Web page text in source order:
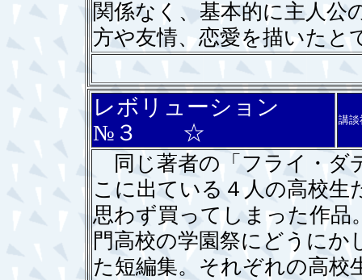
関係なく、基本的に主人公
方や友情、恋愛を描いたと
レボリューション
№３ ☆
講談
同じ著者の「フライ・ダ
こに出ている４人の高校
思わず買ってしまった作品
門高校の学園祭にどうに
た短編集。それぞれの高校